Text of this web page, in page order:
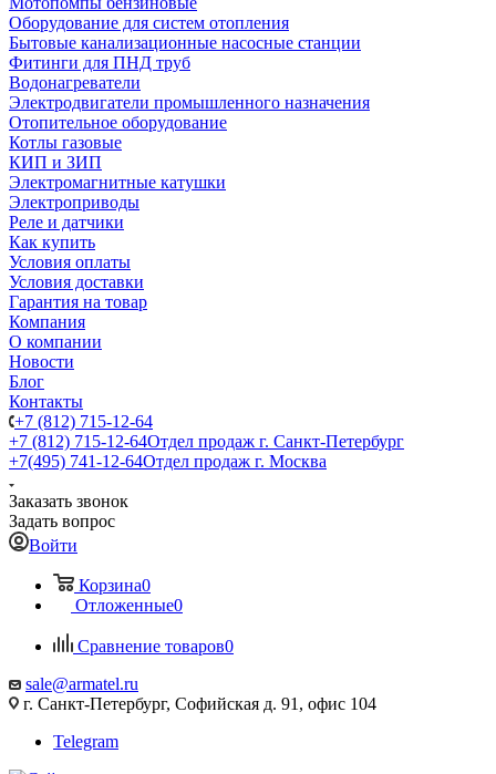
Оборудование для систем отопления
Бытовые канализационные насосные станции
Фитинги для ПНД труб
Водонагреватели
Электродвигатели промышленного назначения
Отопительное оборудование
Котлы газовые
КИП и ЗИП
Электромагнитные катушки
Электроприводы
Реле и датчики
Как купить
Условия оплаты
Условия доставки
Гарантия на товар
Компания
О компании
Новости
Блог
Контакты
+7 (812) 715-12-64
+7 (812) 715-12-64Отдел продаж г. Санкт-Петербург
+7(495) 741-12-64Отдел продаж г. Москва
Заказать звонок
Задать вопрос
Войти
Корзина0
Отложенные0
Сравнение товаров0
sale@armatel.ru
г. Санкт-Петербург, Софийская д. 91, офис 104
Telegram